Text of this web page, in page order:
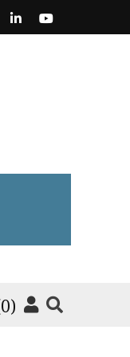
Facebook
LinkedinYoutube